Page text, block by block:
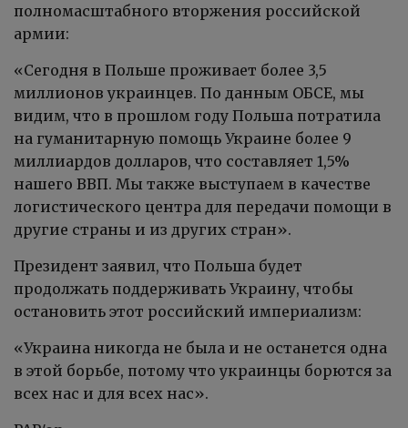
полномасштабного вторжения российской
армии:
«Сегодня в Польше проживает более 3,5
миллионов украинцев. По данным ОБСЕ, мы
видим, что в прошлом году Польша потратила
на гуманитарную помощь Украине более 9
миллиардов долларов, что составляет 1,5%
нашего ВВП. Мы также выступаем в качестве
логистического центра для передачи помощи в
другие страны и из других стран».
Президент заявил, что Польша будет
продолжать поддерживать Украину, чтобы
остановить этот российский империализм:
«Украина никогда не была и не останется одна
в этой борьбе, потому что украинцы борются за
всех нас и для всех нас».